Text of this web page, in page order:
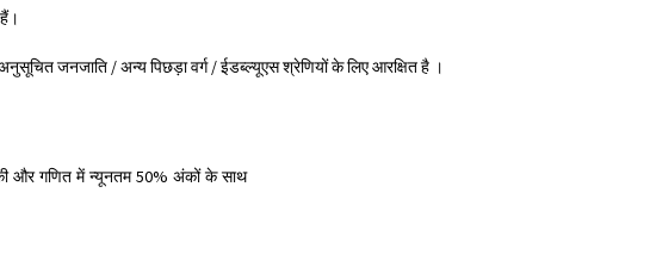
जनजाति / अन्य पिछड़ा वर्ग / ईडब्ल्यूएस श्रेणियों के लिए आरक्षित है ।
और गणित में न्यूनतम50% अंकों के साथ